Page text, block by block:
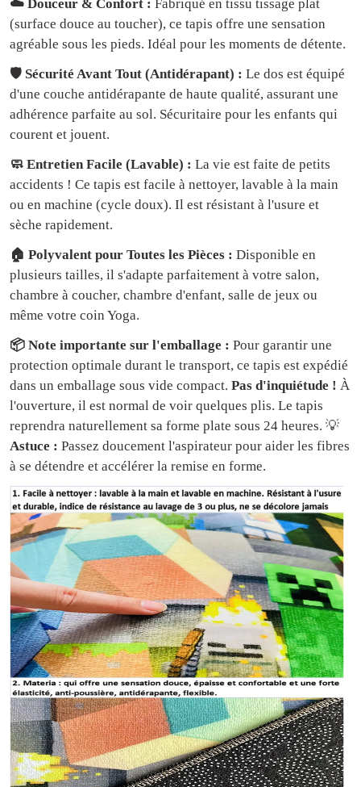
☁️ Douceur & Confort : Fabriqué en tissu tissage plat
(surface douce au toucher), ce tapis offre une sensation
agréable sous les pieds. Idéal pour les moments de détente.
🛡️ Sécurité Avant Tout (Antidérapant) : Le dos est équipé
d'une couche antidérapante de haute qualité, assurant une
adhérence parfaite au sol. Sécuritaire pour les enfants qui
courent et jouent.
🧼 Entretien Facile (Lavable) : La vie est faite de petits
accidents ! Ce tapis est facile à nettoyer, lavable à la main
ou en machine (cycle doux). Il est résistant à l'usure et
sèche rapidement.
🏠 Polyvalent pour Toutes les Pièces : Disponible en
plusieurs tailles, il s'adapte parfaitement à votre salon,
chambre à coucher, chambre d'enfant, salle de jeux ou
même votre coin Yoga.
📦 Note importante sur l'emballage : Pour garantir une
protection optimale durant le transport, ce tapis est expédié
dans un emballage sous vide compact. Pas d'inquiétude ! À
l'ouverture, il est normal de voir quelques plis. Le tapis
reprendra naturellement sa forme plate sous 24 heures. 💡
Astuce : Passez doucement l'aspirateur pour aider les fibres
à se détendre et accélérer la remise en forme.